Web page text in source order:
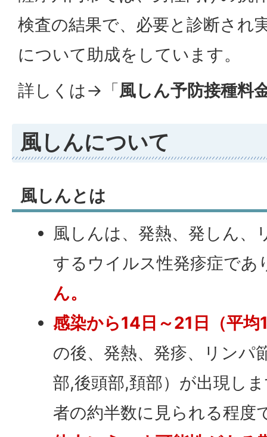
検査の結果で、必要と診断され
について助成をしています。
詳しくは→「風しん予防接種料
風しんについて
風しんとは
風しんは、発熱、発しん、
するウイルス性発疹症であ
ん。
感染から14日～21日（平
の後、発熱、発疹、リンパ
部,後頭部,頚部）が出現し
者の約半数に見られる程度